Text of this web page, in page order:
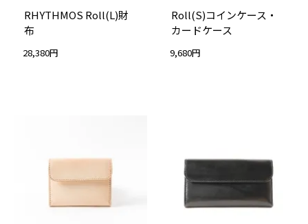
RHYTHMOS Roll(L)財
布
28,380円
Roll(S)コインケース・
カードケース
9,680円